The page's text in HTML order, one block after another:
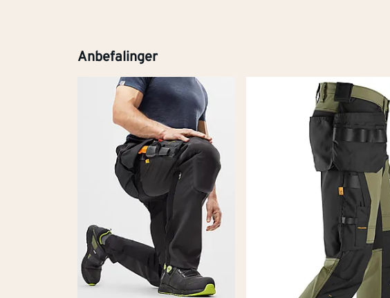
Anbefalinger